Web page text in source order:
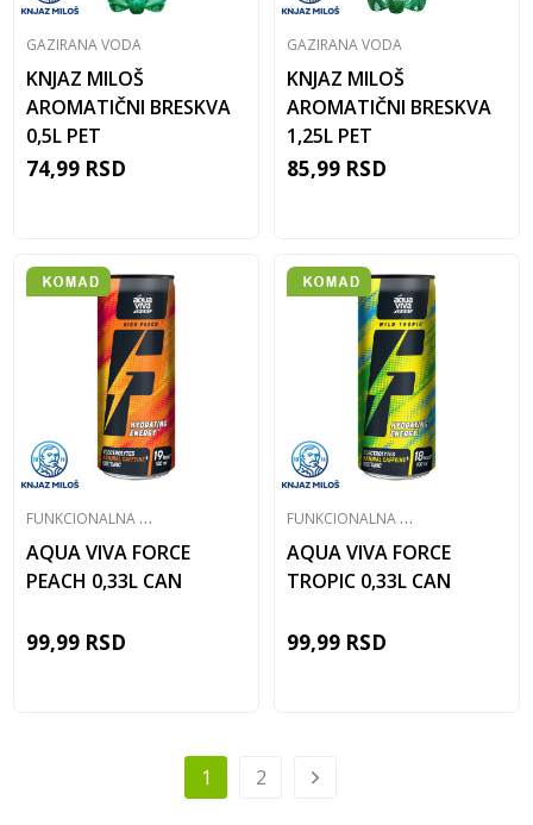
GAZIRANA VODA
KNJAZ MILOŠ
AROMATIČNI BRESKVA
0,5L PET
74,99 RSD
GAZIRANA VODA
KNJAZ MILOŠ
AROMATIČNI BRESKVA
1,25L PET
85,99 RSD
F
UNKCIONALNA VODA
AQUA VIVA FORCE
PEACH 0,33L CAN
99,99 RSD
F
UNKCIONALNA VODA
AQUA VIVA FORCE
TROPIC 0,33L CAN
99,99 RSD
1 2